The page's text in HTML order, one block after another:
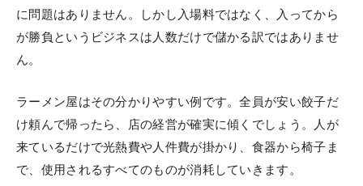
に問題はありません。しかし入場料ではなく、入ってから
が勝負というビジネスは人数だけで儲かる訳ではありませ
ん。
ラーメン屋はその分かりやすい例です。全員が安い餃子だ
け頼んで帰ったら、店の経営が確実に傾くでしょう。人が
来ているだけで光熱費や人件費が掛かり、食器から椅子ま
で、使用されるすべてのものが消耗していきます。